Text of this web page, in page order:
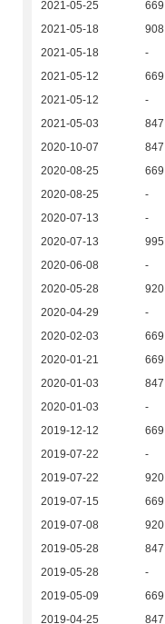
2021-05-25
669
2021-05-18
908
2021-05-18
-
2021-05-12
669
2021-05-12
-
2021-05-03
847
2020-10-07
847
2020-08-25
669
2020-08-25
-
2020-07-13
-
2020-07-13
995
2020-06-08
-
2020-05-28
920
2020-04-29
-
2020-02-03
669
2020-01-21
669
2020-01-03
847
2020-01-03
-
2019-12-12
669
2019-07-22
-
2019-07-22
920
2019-07-15
669
2019-07-08
920
2019-05-28
847
2019-05-28
-
2019-05-09
669
2019-04-25
847